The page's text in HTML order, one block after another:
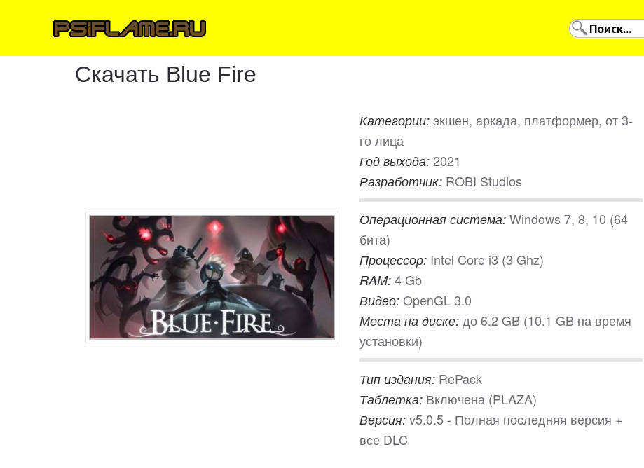
Скачать Blue Fire
Категории: экшен, аркада, платформер, от 3-
го лица
Год выхода: 2021
Разработчик: ROBI Studios
Операционная система: Windows 7, 8, 10 (64
бита)
Процессор: Intel Core i3 (3 Ghz)
RAM: 4 Gb
Видео: OpenGL 3.0
Места на диске: до 6.2 GB (10.1 GB на время
установки)
Тип издания: RePack
Таблетка: Включена (PLAZA)
Версия: v5.0.5 - Полная последняя версия +
все DLC